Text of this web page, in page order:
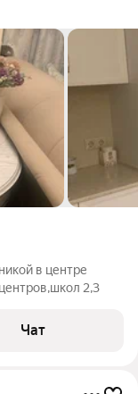
в центре
2,3
Чат